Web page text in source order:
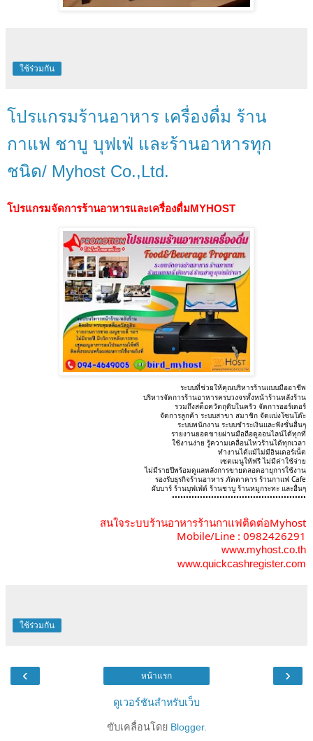
ใช้ร่วมกัน
โปรแกรมร้านอาหาร เครื่องดื่ม ร้าน
กาแฟ ชาบู บุฟเฟ่ และร้านอาหารทุก
ชนิด/ Myhost Co.,Ltd.
โปรแกรมจัดการร้านอาหารและเครื่องดื่มMYHOST
ระบบที่ช่วยให้คุณบริหารร้านแบบมืออาชีพ
บริหารจัดการร้านอาหารครบวงจรทั้งหน้าร้านหลังร้าน
รวมถึงสต็อควัตถุดิบในครัว จัดการออร์เดอร์
จัดการลูกค้า ระบบสาขา สมาชิก จัดแบ่งโซนโต๊ะ
ระบบพนักงาน ระบบชำระเงินและฟังชั่นอื่นๆ
รายงานยอดขายผ่านมือถือดูออนไลน์ได้ทุกที่
ใช้งานง่าย รู้ความเคลื่อนไหวร้านได้ทุกเวลา
ทำงานได้แม้ไม่มีอินเตอร์เน็ต
เซตเมนูให้ฟรี ไม่มีค่าใช้จ่าย
ไม่มีรายปีพร้อมดูแลหลังการขายตลอดอายุการใช้งาน
รองรับธุรกิจร้านอาหาร ภัตตาคาร ร้านกาแฟ Cafe
ผับบาร์ ร้านบุฟเฟ่ต์ ร้านชาบู ร้านหมูกระทะ และอื่นๆ
••••••••••••••••••••••••••••••••••••••••••••••••
สนใจระบบร้านอาหารร้านกาแฟติดต่อMyhost
Mobile/Line : 0982426291
www.myhost.co.th
www.quickcashregister.com
ใช้ร่วมกัน
‹ ›
หน้าแรก
ดูเวอร์ชันสำหรับเว็บ
ขับเคลื่อนโดย Blogger.